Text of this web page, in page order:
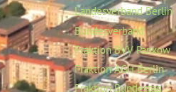
Landesverband Berlin
Bundesverband
Fraktion BVV Pankow
Fraktion AGH Berlin
Fraktion Bundestag